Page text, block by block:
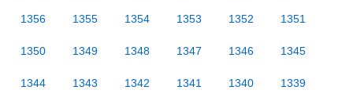
1356 1355 1354 1353 1352 1351
1350 1349 1348 1347 1346 1345
1344 1343 1342 1341 1340 1339